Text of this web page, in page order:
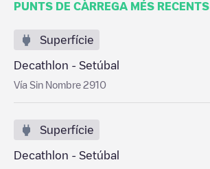
PUNTS DE CÀRREGA MÉS RECENTS
Superfície
Decathlon - Setúbal
Vía Sin Nombre 2910
Superfície
Decathlon - Setúbal